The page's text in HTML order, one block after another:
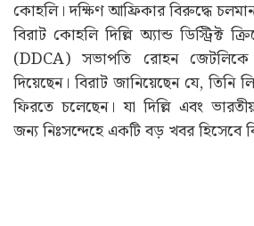
কোহলি। দক্ষিণ আফ্রিকার বিরুদ্ধে
বিরাট কোহলি দিল্লি অ্যান্ড ডিস্ট্রিক্ট
(DDCA) সভাপতি রোহন
দিয়েছেন। বিরাট জানিয়েছেন যে, তিনি
ফিরতে চলেছেন। যা দিল্লি এবং
জন্য নিঃসন্দেহে একটি বড় খবর হিসেবে